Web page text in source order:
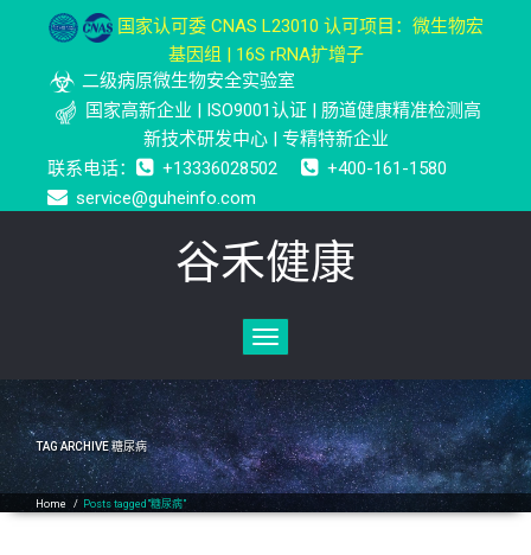
国家认可委 CNAS L23010 认可项目：微生物宏
基因组 | 16S rRNA扩增子
二级病原微生物安全实验室
国家高新企业 | ISO9001认证 | 肠道健康精准检测高
新技术研发中心 | 专精特新企业
联系电话：
+13336028502
+400-161-1580
service@guheinfo.com
谷禾健康
Toggle
navigation
TAG ARCHIVE糖尿病
Home / Posts tagged"糖尿病"